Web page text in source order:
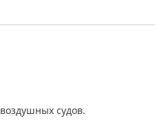
Минздрав Турции
на отдых во
и туроператорами.
лучше турагента? Чат-бот
судов.